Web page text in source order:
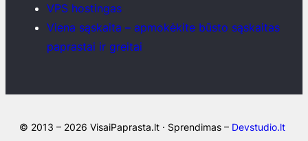
VPS hostingas
Viena sąskaita – apmokėkite būsto sąskaitas
paprastai ir greitai
© 2013 – 2026 VisaiPaprasta.lt · Sprendimas – Devstudio.lt